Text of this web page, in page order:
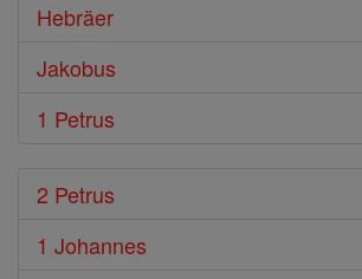
Hebräer
Jakobus
1 Petrus
2 Petrus
1 Johannes